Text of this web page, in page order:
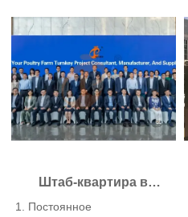
Штаб-квартира в
Гонконге предлагает
1. Постоянное